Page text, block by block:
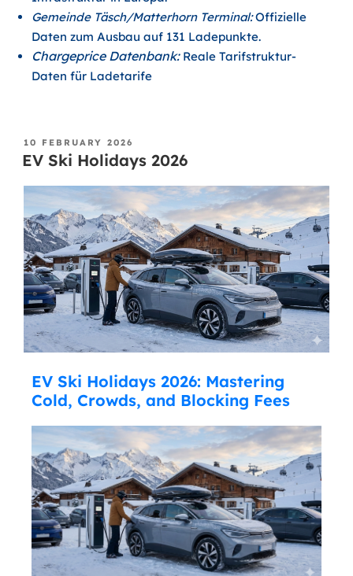
Gemeinde Täsch/Matterhorn Terminal:Offizielle
Daten zum Ausbau auf 131 Ladepunkte.
Chargeprice Datenbank:Reale Tarifstruktur-
Daten für Ladetarife
10 FEBRUARY 2026
EV Ski Holidays 2026
EV Ski Holidays 2026: Mastering
Cold, Crowds, and Blocking Fees